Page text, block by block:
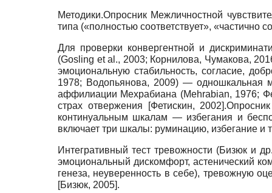
Методики.Опросник Межличностной
типа («полностью соответствует», «частично
Для проверки конвергентной и
(Gosling et al., 2003; Корнилова, Чумакова,
эмоциональную стабильность, согласие,
1978; Водопьянова, 2009) — одношкальная
аффилиации Мехрабиана (Mehrabian, 1976;
страх отвержения
[Фетискин, 2002]
континуальным шкалам — избегания и
включает три шкалы: руминацию, избегание и
Интегративный тест тревожности (Бизюк и
эмоциональный дискомфорт, астенический
генеза, неуверенность в себе), тревожную
[Бизюк, 2005].